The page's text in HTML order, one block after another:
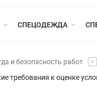
СПЕЦОДЕЖДА
и безопасность работ
требования к оценке